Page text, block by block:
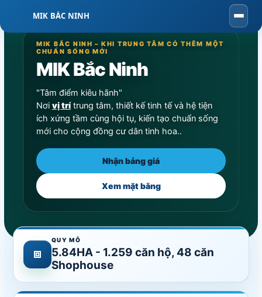
MIK BẮC NINH
MIK BẮC NINH – KHI TRUNG TÂM CÓ THÊM MỘT
CHUẨN SỐNG MỚI
MIK Bắc Ninh
"Tâm điểm kiêu hãnh"
Nơi vị trítrung tâm, thiết kế tinh tế và hệ tiện
ích xứng tầm cùng hội tụ, kiến tạo chuẩn sống
mới cho cộng đồng cư dân tinh hoa..
Nhận bảng giá
Xem mặt bằng
QUY MÔ
5.84HA - 1.259 căn hộ, 48 căn
Shophouse